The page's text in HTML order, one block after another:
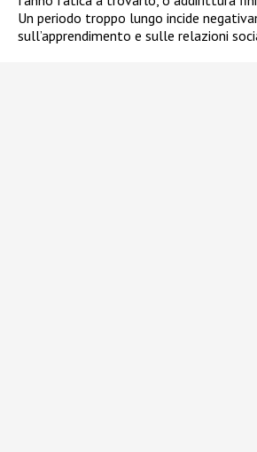
Un periodo troppo lungo incide
sull’apprendimento e sulle relazioni